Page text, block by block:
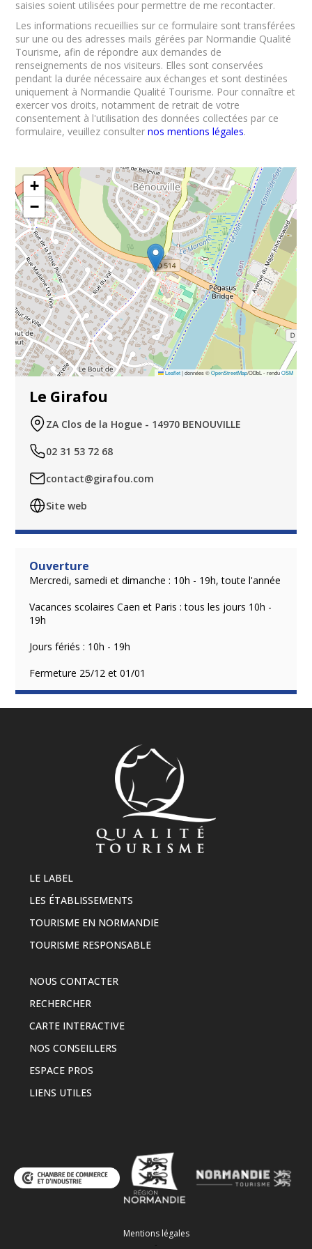
saisies soient utilisées pour permettre de me recontacter.
Les informations recueillies sur ce formulaire sont transférées
sur une ou des adresses mails gérées par Normandie Qualité
Tourisme, afin de répondre aux demandes de
renseignements de nos visiteurs. Elles sont conservées
pendant la durée nécessaire aux échanges et sont destinées
uniquement à Normandie Qualité Tourisme. Pour connaître et
exercer vos droits, notamment de retrait de votre
consentement à l'utilisation des données collectées par ce
formulaire, veuillez consulternos mentions légales.
+
−
Leaflet |données ©OpenStreetMap/ODbL - renduOSM
Le Girafou
ZA Clos de la Hogue - 14970 BENOUVILLE
02 31 53 72 68
contact@girafou.com
Site web
Ouverture
Mercredi, samedi et dimanche : 10h - 19h, toute l'année
Vacances scolaires Caen et Paris : tous les jours 10h -
19h
Jours fériés : 10h - 19h
Fermeture 25/12 et 01/01
LE LABEL
LES ÉTABLISSEMENTS
TOURISME EN NORMANDIE
TOURISME RESPONSABLE
NOUS CONTACTER
RECHERCHER
CARTE INTERACTIVE
NOS CONSEILLERS
ESPACE PROS
LIENS UTILES
Mentions légales
-